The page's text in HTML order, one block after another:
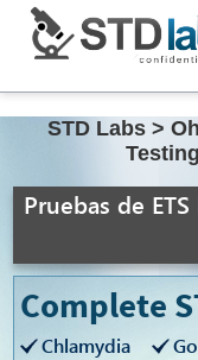
STD Labs >
Testing
Pruebas de
Complete
Chlamydia